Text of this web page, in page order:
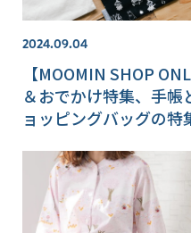
2024.09.04
【MOOMIN SHOP
＆おでかけ特集、手
ョッピングバッグの特